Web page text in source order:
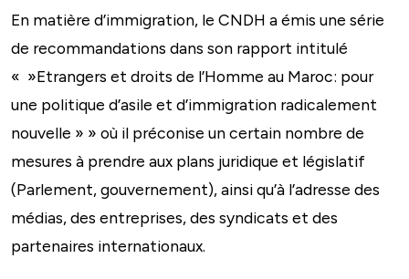
En matière d’immigration, le CNDH a émis une série
de recommandations dans son rapport intitulé
« »Etrangers et droits de l’Homme au Maroc: pour
une politique d’asile et d’immigration radicalement
nouvelle » » où il préconise un certain nombre de
mesures à prendre aux plans juridique et législatif
(Parlement, gouvernement), ainsi qu’à l’adresse des
médias, des entreprises, des syndicats et des
partenaires internationaux.